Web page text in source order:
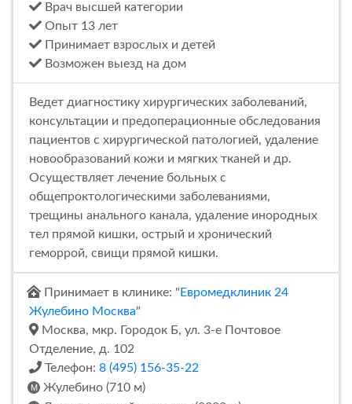
Врач высшей категории
Опыт 13 лет
Принимает взрослых и детей
Возможен выезд на дом
Ведет диагностику хирургических заболеваний,
консультации и предоперационные обследования
пациентов с хирургической патологией, удаление
новообразований кожи и мягких тканей и др.
Осуществляет лечение больных с
общепроктологическими заболеваниями,
трещины анального канала, удаление инородных
тел прямой кишки, острый и хронический
геморрой, свищи прямой кишки.
Принимает в клинике: " Евромедклиник 24
Жулебино Москва"
Москва, мкр. Городок Б, ул. 3-е Почтовое
Отделение, д. 102
Телефон: 8 (495) 156-35-22
Жулебино (710 м)